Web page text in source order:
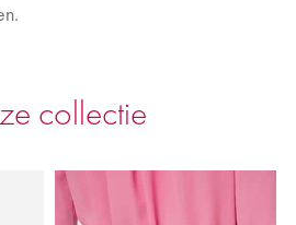
collectie